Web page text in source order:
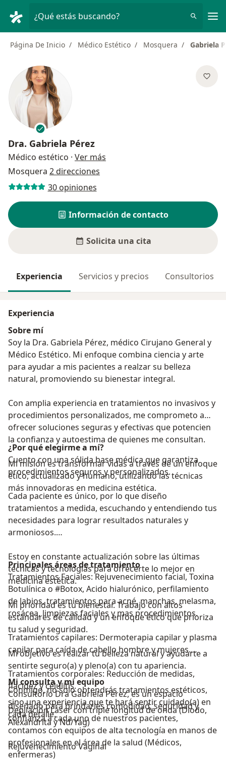
¿Qué estás buscando?
Página De Inicio Médico Estético Mosquera Gabriela
Dra. Gabriela Pérez
Médico estético · Ver más
Mosquera 2 direcciones
30 opiniones
Información de contacto
Solicita una cita
Experiencia Servicios y precios Consultorios
Experiencia
Sobre mí
Soy la Dra. Gabriela Pérez, médico Cirujano General y
Médico Estético. Mi enfoque combina ciencia y arte
para ayudar a mis pacientes a realzar su belleza
natural, promoviendo su bienestar integral.
Con amplia experiencia en tratamientos no invasivos y
procedimientos personalizados, me comprometo a
ofrecer soluciones seguras y efectivas que potencien
la confianza y autoestima de quienes me consultan.
Mi misión es transformar vidas a través de un enfoque
ético, actualizado y humano, utilizando las técnicas
más innovadoras en medicina estética.
¿Por qué elegirme a mí?
Cuento con una sólida base médica que garantiza
procedimientos seguros y personalizados.
Cada paciente es único, por lo que diseño
tratamientos a medida, escuchando y entendiendo tus
necesidades para lograr resultados naturales y
armoniosos.
Estoy en constante actualización sobre las últimas
técnicas y tecnologías para ofrecerte lo mejor en
medicina estética.
Mi prioridad es tu bienestar. Trabajo con altos
estándares de calidad y un enfoque ético que prioriza
tu salud y seguridad.
Mi objetivo es realzar tu belleza natural y ayudarte a
sentirte seguro(a) y pleno(a) con tu apariencia.
Conmigo, no solo obtendrás tratamientos estéticos,
sino una experiencia que te hará sentir cuidado(a) en
cada detalle.
Principales áreas de tratamiento
Tratamientos Faciales: Rejuvenecimiento facial, Toxina
Botulínica o #Botox, Acido hialurónico, perfilamiento
de labios, tratamientos para acné, manchas, melasma,
rosácea, limpiezas faciales y mas procedimientos.
Tratamientos capilares: Dermoterapia capilar y plasma
capilar para caída de cabello hombre y mujeres.
Tratamientos corporales: Reducción de medidas,
flacidez y celulitis.
Depilación Láser con triple longitud de onda (Diodo,
Alexandrita y Nd/Yag)
Rejuvenecimiento Vaginal
Mi consulta y mi equipo
Consultorio Dra Gabriela Pérez, es un espacio
diseñado para brindarles comodidad, seguridad y
confianza a cada uno de nuestros pacientes,
contamos con equipos de alta tecnología en manos de
profesionales en el área de la salud (Médicos,
enfermeras)